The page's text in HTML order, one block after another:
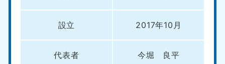
設立 2017年10月
代表者 今堀 良平